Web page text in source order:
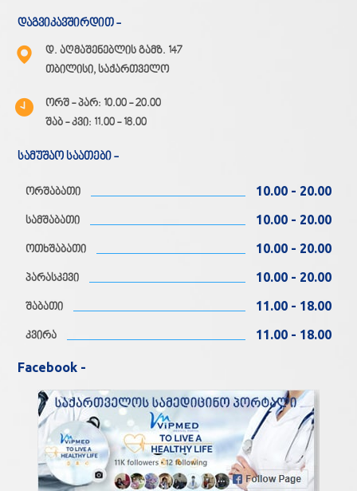
დაგვიკავშირდით -
დ. აღმაშენებლის გამზ. 147
თბილისი, საქართველო
ორშ - პარ: 10.00 - 20.00
შაბ - კვი: 11.00 - 18.00
სამუშაო საათები -
ორშაბათი 10.00 - 20.00
სამშაბათი 10.00 - 20.00
ოთხშაბათი 10.00 - 20.00
პარასკევი 10.00 - 20.00
შაბათი 11.00 - 18.00
კვირა 11.00 - 18.00
Facebook -